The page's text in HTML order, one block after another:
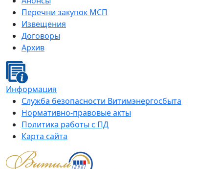
Перечни закупок МСП
Извещения
Договоры
Архив
Информация
Служба безопасности Витимэнергосбыта
Нормативно-правовые акты
Политика работы с ПД
Карта сайта